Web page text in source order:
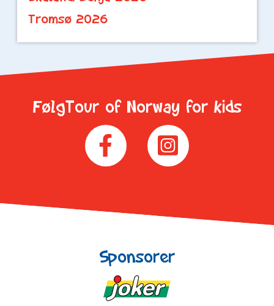
Tromsø 2026
FølgTour of Norway for kids
Sponsorer